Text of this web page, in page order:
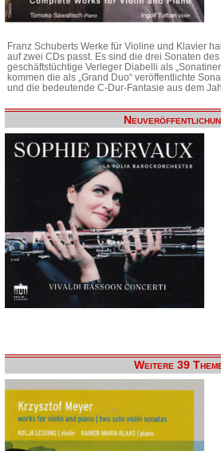
Franz Schuberts Werke für Violine und Klavier
auf zwei CDs passt. Es sind die drei Sonaten
geschäftstüchtige Verleger Diabelli als
kommen die als „Grand Duo“ veröffentlichte
und die bedeutende C-Dur-Fantasie aus dem
Weitere 39